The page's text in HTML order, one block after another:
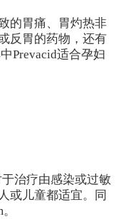
的胃痛、胃灼热非
反胃的药物，还有
Prevacid适合孕妇
治疗由感染或过敏
或儿童都适宜。同